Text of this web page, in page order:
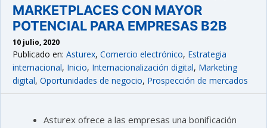
MARKETPLACES CON MAYOR
POTENCIAL PARA EMPRESAS B2B
10 julio, 2020
Publicado en: Asturex, Comercio electrónico, Estrategia
internacional, Inicio, Internacionalización digital, Marketing
digital, Oportunidades de negocio, Prospección de mercados
Asturex ofrece a las empresas una bonificación